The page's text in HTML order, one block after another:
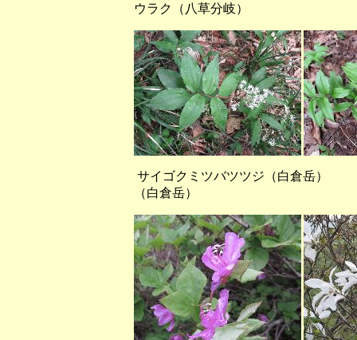
ウラク（八草分岐）
サイゴクミツバツツジ（
（白倉岳）